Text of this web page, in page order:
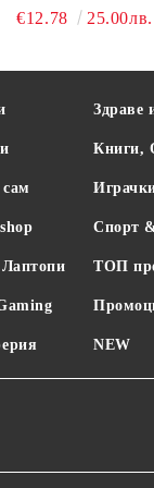
SENCOR SVC
€12.78 25.00лв.
Здраве
Книги,
Спорт
ТОП
NEW